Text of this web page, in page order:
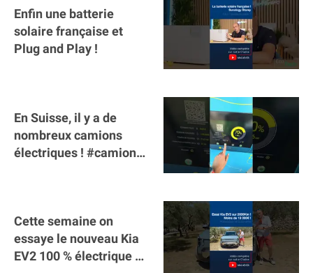
Enfin une batterie
solaire française et
Plug and Play !
En Suisse, il y a de
nombreux camions
électriques ! #camion
Cette semaine on
essaye le nouveau Kia
EV2 100 % électrique ⚡️!